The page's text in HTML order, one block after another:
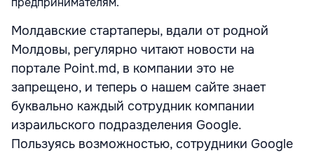
Молдавские стартаперы, вдали от родной
Молдовы, регулярно читают новости на
портале Point.md, в компании это не
запрещено, и теперь о нашем сайте знает
буквально каждый сотрудник компании
израильского подразделения Google.
Пользуясь возможностью, сотрудники Google